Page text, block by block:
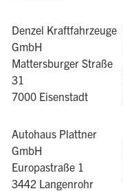
Denzel Kraftfahrzeuge
GmbH
Mattersburger Straße
31
7000 Eisenstadt
Autohaus Plattner
GmbH
Europastraße 1
3442 Langenrohr